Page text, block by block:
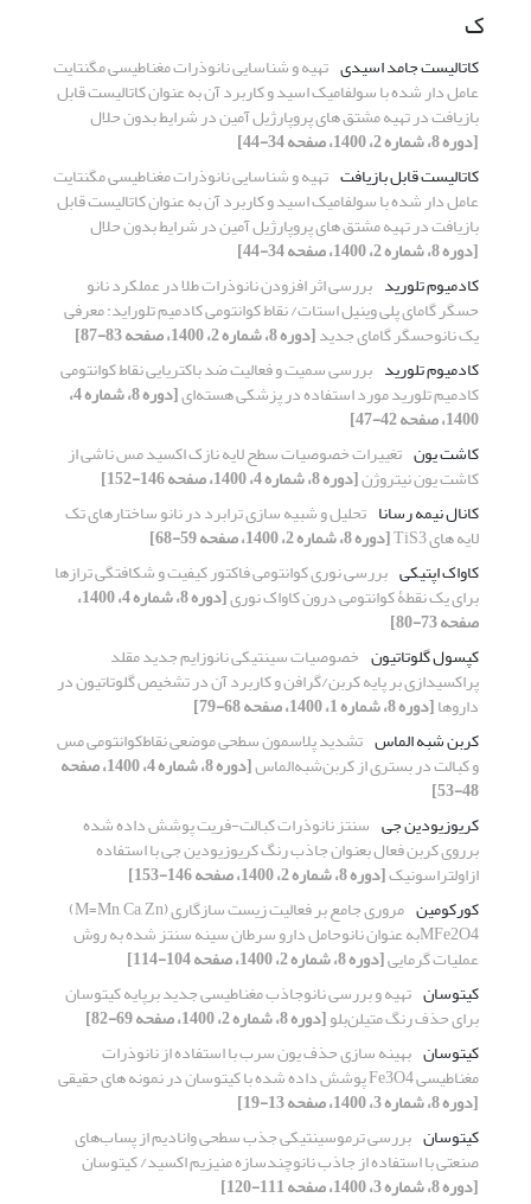
ک
کاتالیست جامد اسیدی تهیه و شناسایی نانوذرات مغناطیسی مگنتایت
عامل دار شده با سولفامیک اسید و کاربرد آن به عنوان کاتالیست قابل
بازیافت در تهیه مشتق های پروپارژیل آمین در شرایط بدون حلال
[دوره 8، شماره 2، 1400، صفحه 34-44]
کاتالیست قابل بازیافت تهیه و شناسایی نانوذرات مغناطیسی مگنتایت
عامل دار شده با سولفامیک اسید و کاربرد آن به عنوان کاتالیست قابل
بازیافت در تهیه مشتق های پروپارژیل آمین در شرایط بدون حلال
[دوره 8، شماره 2، 1400، صفحه 34-44]
کادمیوم تلورید بررسی اثر افزودن نانوذرات طلا در عملکرد نانو
حسگر گامای پلی وینیل استات/ نقاط کوانتومی کادمیم تلوراید: معرفی
یک نانوحسگر گامای جدید[دوره 8، شماره 2، 1400، صفحه 83-87]
کادمیوم تلورید بررسی سمیت و فعالیت ضد باکتریایی نقاط کوانتومی
کادمیم تلورید مورد استفاده در پزشکی هسته‌ای [دوره 8، شماره 4،
1400، صفحه 42-47]
کاشت یون تغییرات خصوصیات سطح لایه نازک اکسید مس ناشی از
کاشت یون نیتروژن[دوره 8، شماره 4، 1400، صفحه 146-152]
کانال نیمه رسانا تحلیل و شبیه سازی ترابرد در نانو ساختارهای تک
لایه های TiS3
[دوره 8، شماره 2، 1400، صفحه 59-68]
کاواک اپتیکی بررسی نوری کوانتومی فاکتور کیفیت و شکافتگی ترازها
برای یک نقطۀ کوانتومی درون کاواک نوری [دوره 8، شماره 4، 1400،
صفحه 73-80]
کپسول گلوتاتیون خصوصیات سینتیکی نانوزایم جدید مقلد
پراکسیدازی بر پایه کربن/گرافن و کاربرد آن در تشخیص گلوتاتیون در
داروها[دوره 8، شماره 1، 1400، صفحه 68-79]
کربن شبه الماس تشدید پلاسمون ‌سطحی ‌موضعی نقاط‌کوانتومی مس
و کبالت در بستری از کربن‌شبه‌الماس [دوره 8، شماره 4، 1400، صفحه
48-53]
کریوزیودین جی سنتز نانوذرات کبالت-فریت پوشش داده شده
برروی کربن فعال بعنوان جاذب رنگ کریوزیودین جی با استفاده
ازاولتراسونیک[دوره 8، شماره 2، 1400، صفحه 146-153]
کورکومین
مروری جامع بر فعالیت زیست سازگاری (M=Mn, Ca, Zn)
MFe2O4به عنوان نانوحامل دارو سرطان سینه سنتز شده به روش
عملیات گرمایی[دوره 8، شماره 2، 1400، صفحه 104-114]
کیتوسان تهیه و بررسی نانوجاذب مغناطیسی جدید برپایه کیتوسان
برای حذف رنگ متیلن‌بلو[دوره 8، شماره 2، 1400، صفحه 69-82]
کیتوسان بهینه سازی حذف یون سرب با استفاده از نانوذرات
مغناطیسی Fe3O4 پوشش داده شده با کیتوسان در نمونه های حقیقی
[دوره 8، شماره 3، 1400، صفحه 13-19]
کیتوسان بررسی ترموسینتیکی جذب سطحی وانادیم از پساب‌های
صنعتی با استفاده از جاذب نانوچندسازه منیزیم اکسید/ کیتوسان
[دوره 8، شماره 3، 1400، صفحه 111-120]